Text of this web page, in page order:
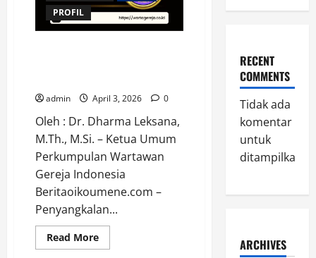
PROFIL
admin April 3, 2026 0
Oleh : Dr. Dharma Leksana,
M.Th., M.Si. – Ketua Umum
Perkumpulan Wartawan
Gereja Indonesia
Beritaoikoumene.com –
Penyangkalan...
Read MoreRead
more
RECENT
COMMENTS
Tidak ada
komentar
untuk
ditampilkan.
ARCHIVES